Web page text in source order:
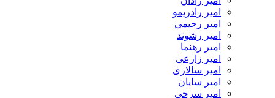
امیر رادریمو
امیر رحیمی
امیر رشوند
امیر رهنما
امیر زارعی
امیر سالاری
امیر سایان
امیر سرخی